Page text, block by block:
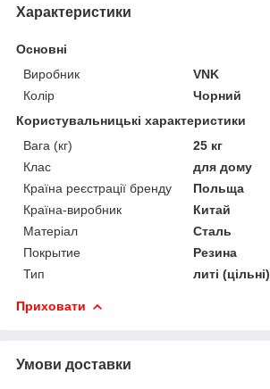
Характеристики
Основні
Виробник
VNK
Колір
Чорний
Користувальницькі характеристики
Вага (кг)
25 кг
Клас
для дому
Країна реєстрації бренду
Польща
Країна-виробник
Китай
Матеріал
Сталь
Покрытие
Резина
Тип
литі (цільні)
Приховати
Умови доставки